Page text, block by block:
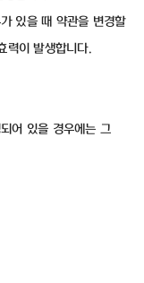
있을 때 약관을 변경할
력이 발생합니다.
어 있을 경우에는 그